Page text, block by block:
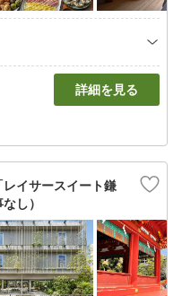
詳細を見る
イサースイート鎌
し）